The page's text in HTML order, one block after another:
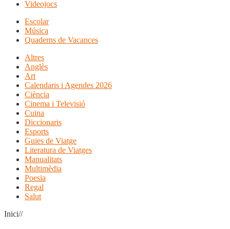
Videojocs
Escolar
Música
Quaderns de Vacances
Altres
Anglès
Art
Calendaris i Agendes 2026
Ciència
Cinema i Televisió
Cuina
Diccionaris
Esports
Guies de Viatge
Literatura de Viatges
Manualitats
Multimèdia
Poesia
Regal
Salut
Inici//